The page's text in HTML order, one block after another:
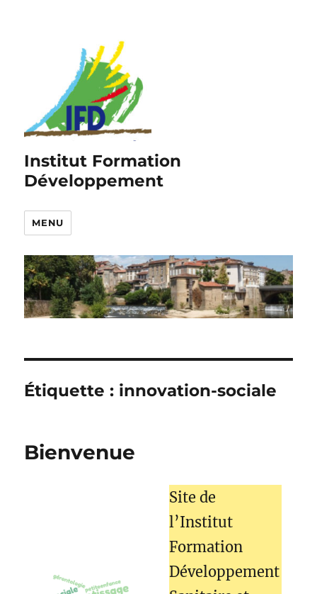
Institut Formation
Développement
MENU
Étiquette : innovation-sociale
Bienvenue
Site de
l’Institut
Formation
Développement